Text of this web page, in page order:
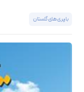
باربری های گلستان